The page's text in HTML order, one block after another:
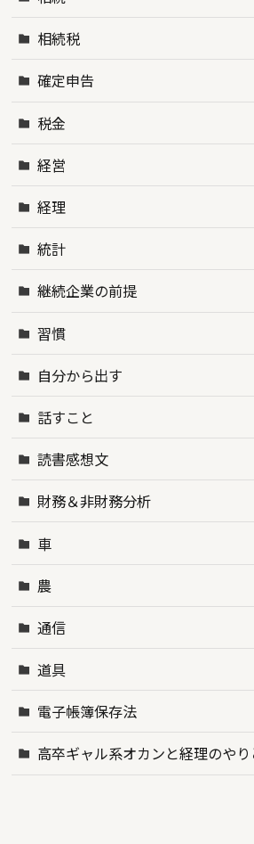
相続税
確定申告
税金
経営
経理
統計
継続企業の前提
習慣
自分から出す
話すこと
読書感想文
財務＆非財務分析
車
農
通信
道具
電子帳簿保存法
高卒ギャル系オカンと経理のやり